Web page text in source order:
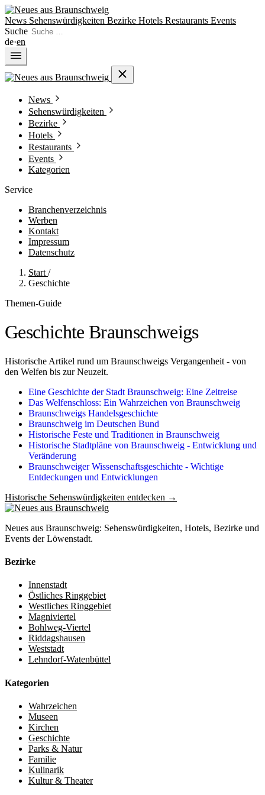
News Sehenswürdigkeiten Bezirke Hotels Restaurants Events
Suche
de·en
News
Sehenswürdigkeiten
Bezirke
Hotels
Restaurants
Events
Kategorien
Service
Branchenverzeichnis
Werben
Kontakt
Impressum
Datenschutz
Start /
Geschichte
Themen-Guide
Geschichte Braunschweigs
Historische Artikel rund um Braunschweigs Vergangenheit - von
den Welfen bis zur Neuzeit.
Eine Geschichte der Stadt Braunschweig: Eine Zeitreise
Das Welfenschloss: Ein Wahrzeichen von Braunschweig
Braunschweigs Handelsgeschichte
Braunschweig im Deutschen Bund
Historische Feste und Traditionen in Braunschweig
Historische Stadtpläne von Braunschweig - Entwicklung und
Veränderung
Braunschweiger Wissenschaftsgeschichte - Wichtige
Entdeckungen und Entwicklungen
Historische Sehenswürdigkeiten entdecken →
Neues aus Braunschweig: Sehenswürdigkeiten, Hotels, Bezirke und
Events der Löwenstadt.
Bezirke
Innenstadt
Östliches Ringgebiet
Westliches Ringgebiet
Magniviertel
Bohlweg-Viertel
Riddagshausen
Weststadt
Lehndorf-Watenbüttel
Kategorien
Wahrzeichen
Museen
Kirchen
Geschichte
Parks & Natur
Familie
Kulinarik
Kultur & Theater